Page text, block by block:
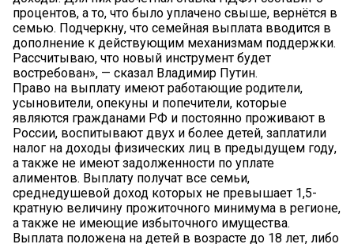
процентов, а то, что было уплачено свыше, вернётся в
семью. Подчеркну, что семейная выплата вводится в
дополнение к действующим механизмам поддержки.
Рассчитываю, что новый инструмент будет
востребован», — сказал Владимир Путин.
Право на выплату имеют работающие родители,
усыновители, опекуны и попечители, которые
являются гражданами РФ и постоянно проживают в
России, воспитывают двух и более детей, заплатили
налог на доходы физических лиц в предыдущем году,
а также не имеют задолженности по уплате
алиментов. Выплату получат все семьи,
среднедушевой доход которых не превышает 1,5-
кратную величину прожиточного минимума в регионе,
а также не имеющие избыточного имущества.
Выплата положена на детей в возрасте до 18 лет, либо